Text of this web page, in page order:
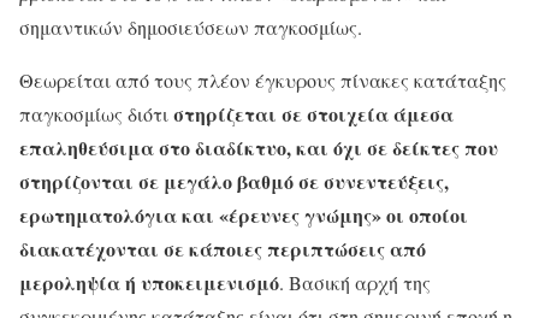
σημαντικών δημοσιεύσεων παγκοσμίως.
Θεωρείται από τους πλέον έγκυρους πίνακες κατάταξης
παγκοσμίως διότιστηρίζεται σε στοιχεία άμεσα
επαληθεύσιμα στο διαδίκτυο, και όχι σε δείκτες που
στηρίζονται σε μεγάλο βαθμό σε συνεντεύξεις,
ερωτηματολόγια και «έρευνες γνώμης» οι οποίοι
διακατέχονται σε κάποιες περιπτώσεις από
μεροληψία ή υποκειμενισμό. Βασική αρχή της